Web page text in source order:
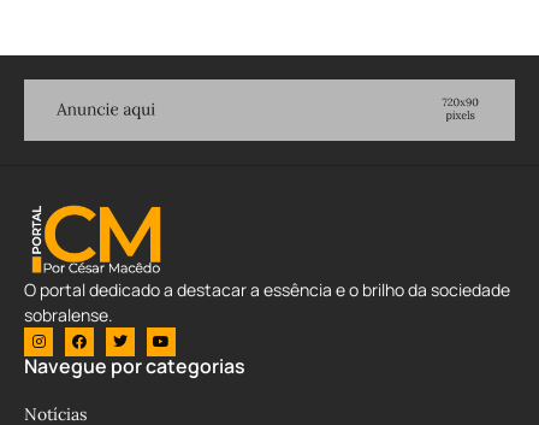
O portal dedicado a destacar a essência e o brilho da sociedade
sobralense.
Navegue por categorias
Notícias